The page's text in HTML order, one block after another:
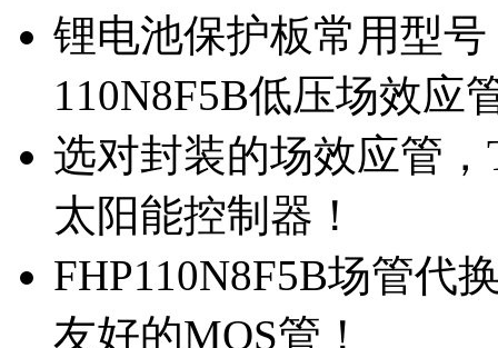
锂电池保护板常用型
110N8F5B低压场效应
选对封装的场效应管
太阳能控制器！
FHP110N8F5B场管代
友好的MOS管！